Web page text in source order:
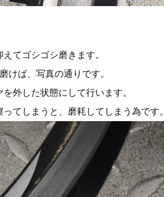
てゴシゴシ磨きます。
けば、写真の通りです。
外した状態にして行います。
てしまうと、磨耗してしまう為です。